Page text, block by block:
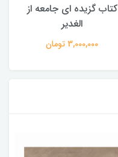
کتاب گزیده ای جامعه از
الغدیر
3,000,000 تومان